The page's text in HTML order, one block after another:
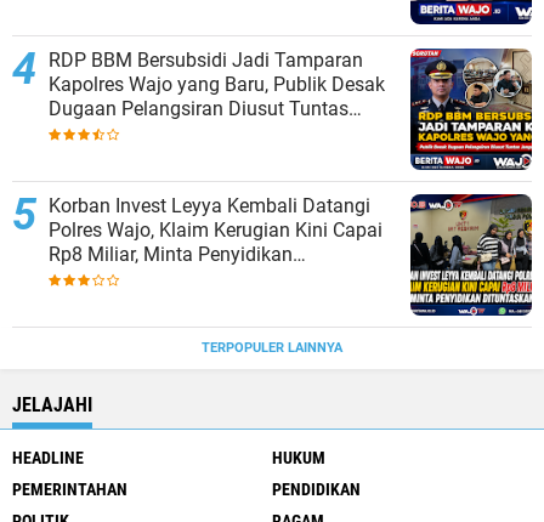
RDP BBM Bersubsidi Jadi Tamparan
Kapolres Wajo yang Baru, Publik Desak
Dugaan Pelangsiran Diusut Tuntas
Jangan ada Pembiaran
Korban Invest Leyya Kembali Datangi
Polres Wajo, Klaim Kerugian Kini Capai
Rp8 Miliar, Minta Penyidikan
Dituntaskan
TERPOPULER LAINNYA
JELAJAHI
HEADLINE
HUKUM
PEMERINTAHAN
PENDIDIKAN